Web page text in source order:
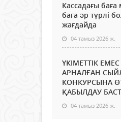
Кассадағы баға
баға әр түрлі
жағдайда
04 тамыз 2026 ж.
ҮКІМЕТТІК
АРНАЛҒАН
КОНКУРСЫНА
ҚАБЫЛДАУ
04 тамыз 2026 ж.